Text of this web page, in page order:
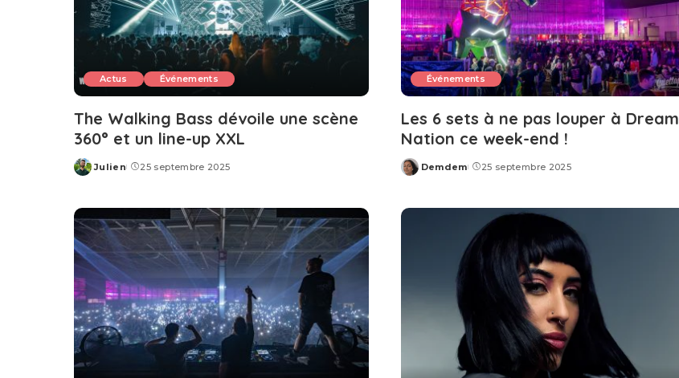
Actus Événements
The Walking Bass dévoile une scène
360° et un line-up XXL
Posted
Julien 25 septembre 2025
Événements
Les 6 sets à ne pas louper à Dream
Nation ce week-end !
Posted
Demdem 25 septembre 2025